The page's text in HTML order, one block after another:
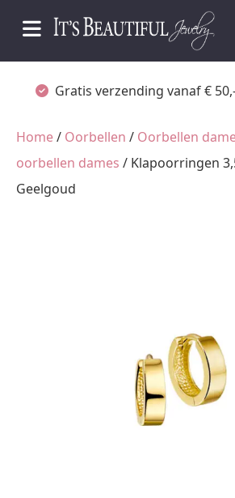
Gratis verzending vanaf €
Home/ Oorbellen / Oorbellen
oorbellen dames / Klapoorringen
Geelgoud